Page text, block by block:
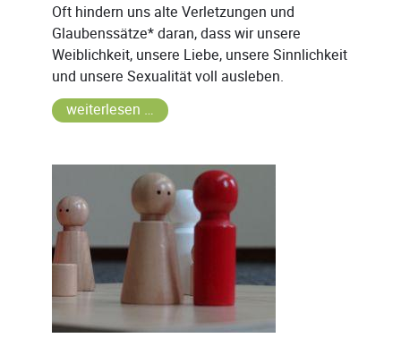
Oft hindern uns alte Verletzungen und
Glaubenssätze* daran, dass wir unsere
Weiblichkeit, unsere Liebe, unsere Sinnlichkeit
und unsere Sexualität voll ausleben.
weiterlesen …